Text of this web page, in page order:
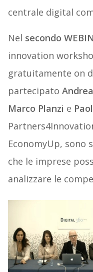
centrale digital
Nel secondo
innovation
gratuitamente on
partecipato
Marco Planzi e
EconomyUp,
che le imprese
analizzare le